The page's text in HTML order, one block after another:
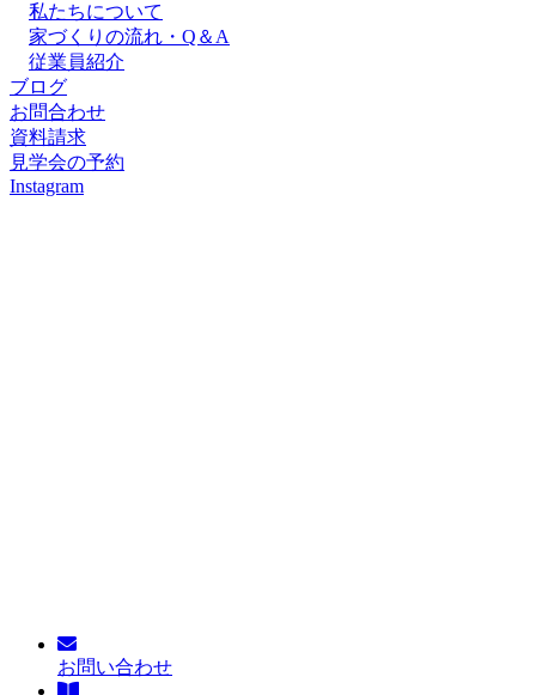
私たちについて
家づくりの流れ・Q＆A
従業員紹介
ブログ
お問合わせ
資料請求
見学会の予約
Instagram
お問い合わせ